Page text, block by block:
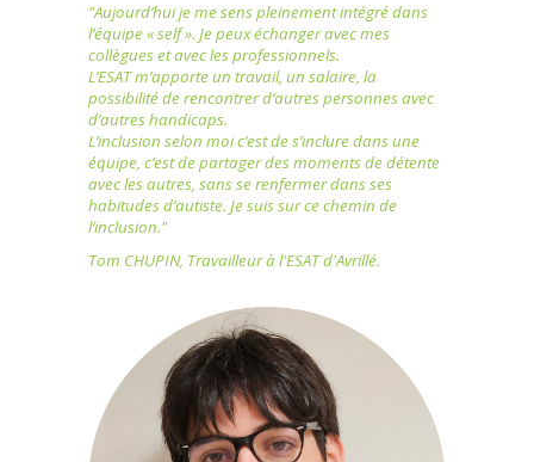
"Aujourd’hui je me sens pleinement intégré dans
l’équipe « self ». Je peux échanger avec mes
collègues et avec les professionnels.
L’ESAT m’apporte un travail, un salaire, la
possibilité de rencontrer d’autres personnes avec
d’autres handicaps.
L’inclusion selon moi c’est de s’inclure dans une
équipe, c’est de partager des moments de détente
avec les autres, sans se renfermer dans ses
habitudes d’autiste. Je suis sur ce chemin de
l’inclusion."
Tom CHUPIN, Travailleur à l'ESAT d'Avrillé.